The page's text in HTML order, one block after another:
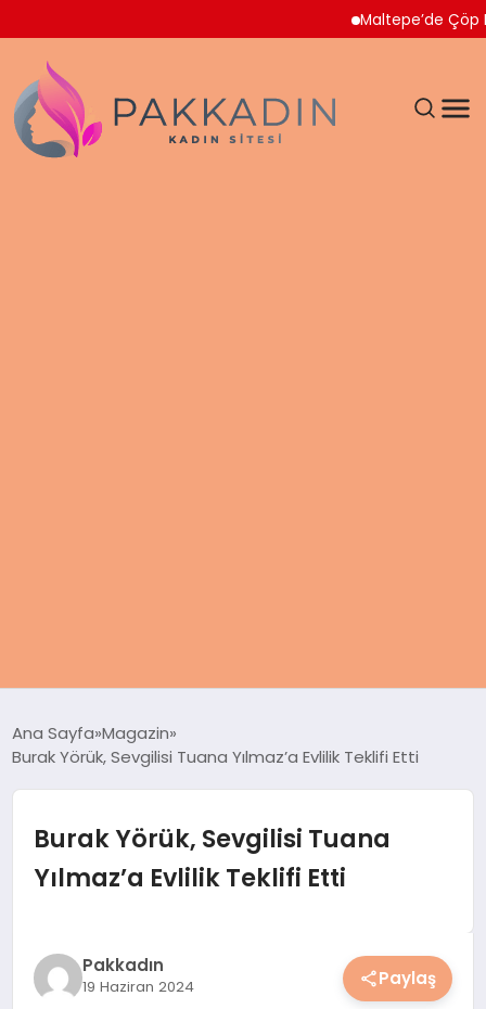
Maltepe’de Çöp Ev
SAĞLIK
MAGAZIN
YAŞAM
Ana Sayfa Magazin
Burak Yörük, Sevgilisi Tuana Yılmaz’a Evlilik Teklifi Etti
Burak Yörük, Sevgilisi Tuana
Yılmaz’a Evlilik Teklifi Etti
Pakkadın
19 Haziran 2024 Paylaş